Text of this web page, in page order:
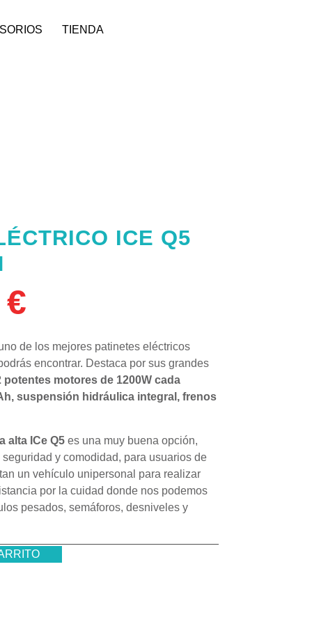
TIENDA
ICE Q5
€
de los mejores patinetes eléctricos
encontrar. Destaca por sus grandes
potentes motores de 1200W cada
suspensión hidráulica integral, frenos
alta ICe Q5es una muy buena opción,
y comodidad, para usuarios de
un vehículo unipersonal para realizar
por la cuidad donde nos podemos
pesados, semáforos, desniveles y